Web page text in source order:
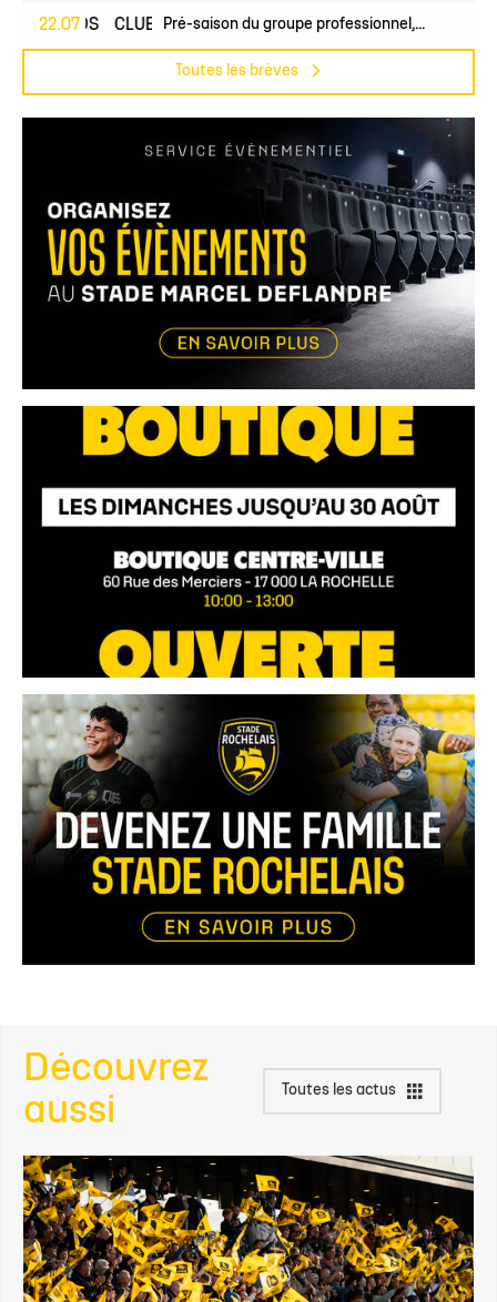
22.07
PROS CLUB Pré-saison du groupe professionnel,...
Toutes les brèves
Découvrez
aussi
Toutes les actus